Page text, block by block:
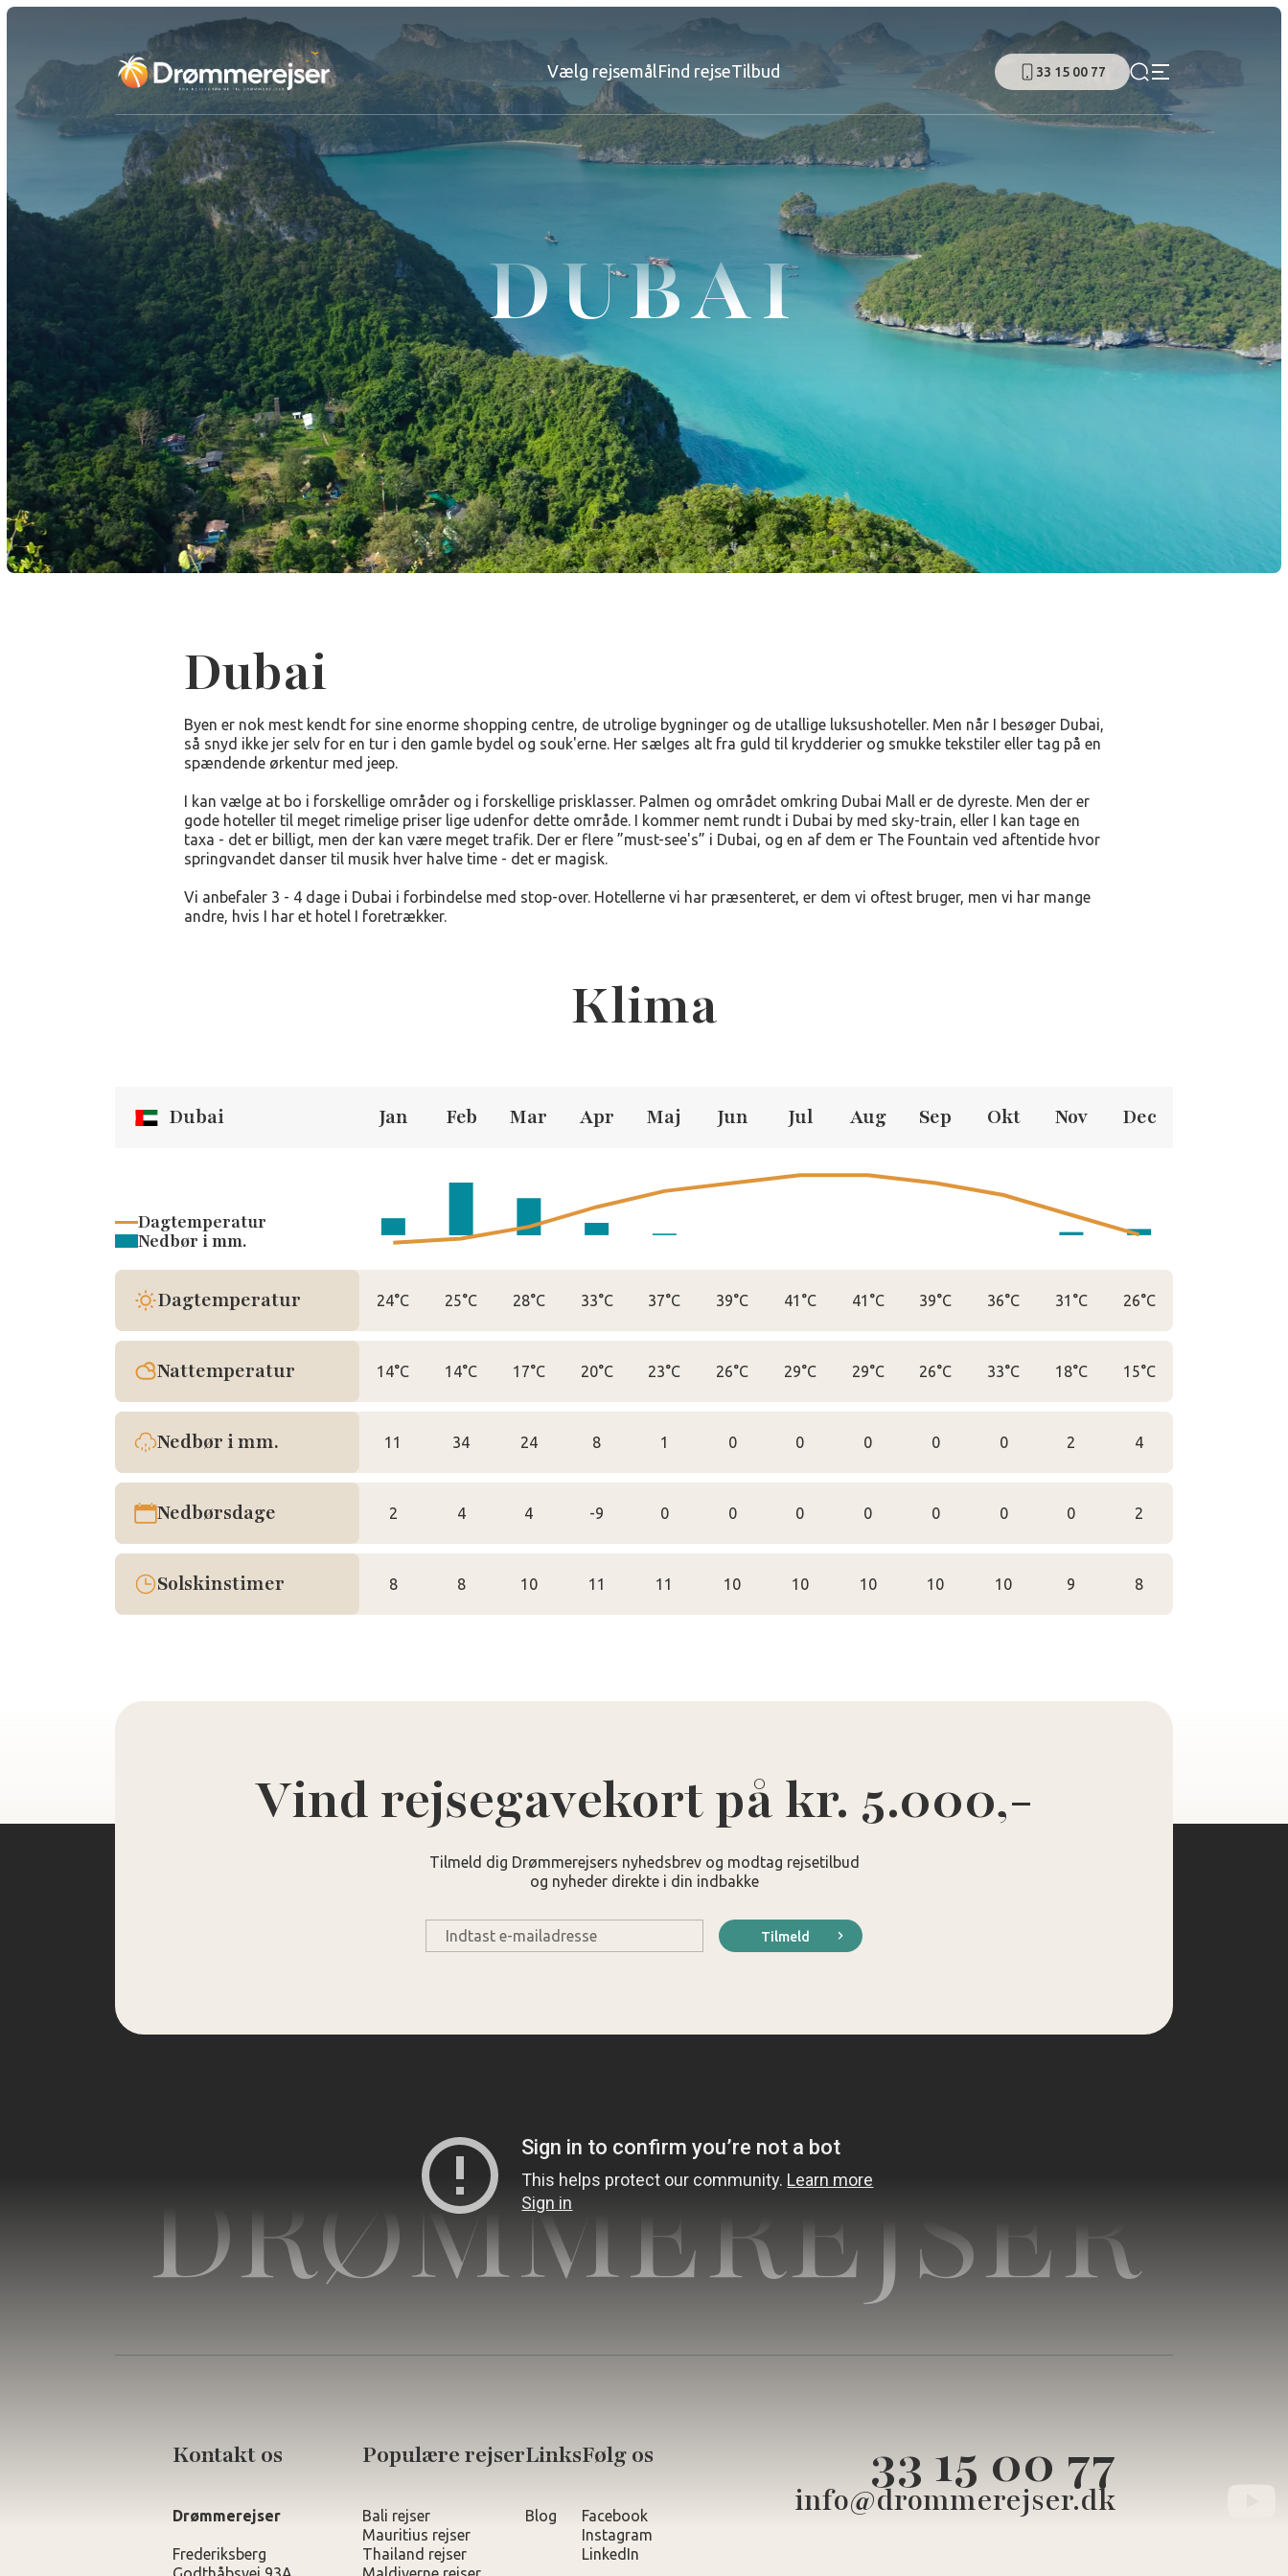
Vælg rejsemålFind rejseTilbud 33 15 00 77
DUBAI
Dubai
Byen er nok mest kendt for sine enorme shopping centre, de utrolige bygninger og de utallige luksushoteller. Men når I besøger Dubai,
så snyd ikke jer selv for en tur i den gamle bydel og souk'erne. Her sælges alt fra guld til krydderier og smukke tekstiler eller tag på en
spændende ørkentur med jeep.
I kan vælge at bo i forskellige områder og i forskellige prisklasser. Palmen og området omkring Dubai Mall er de dyreste. Men der er
gode hoteller til meget rimelige priser lige udenfor dette område. I kommer nemt rundt i Dubai by med sky-train, eller I kan tage en
taxa - det er billigt, men der kan være meget trafik. Der er flere ”must-see's” i Dubai, og en af dem er The Fountain ved aftentide hvor
springvandet danser til musik hver halve time - det er magisk.
Vi anbefaler 3 - 4 dage i Dubai i forbindelse med stop-over. Hotellerne vi har præsenteret, er dem vi oftest bruger, men vi har mange
andre, hvis I har et hotel I foretrækker.
Klima
Dubai Jan Feb Mar Apr Maj Jun Jul Aug Sep Okt Nov Dec
Dagtemperatur
Nedbør i mm.
Dagtemperatur 24°C 25°C 28°C 33°C 37°C 39°C 41°C 41°C 39°C 36°C 31°C 26°C
Nattemperatur 14°C 14°C 17°C 20°C 23°C 26°C 29°C 29°C 26°C 33°C 18°C 15°C
Nedbør i mm. 11 34 24 8 1 0 0 0 0 0 2 4
Nedbørsdage 2 4 4 -9 0 0 0 0 0 0 0 2
Solskinstimer 8 8 10 11 11 10 10 10 10 10 9 8
Vind rejsegavekort på kr. 5.000,-
Tilmeld dig Drømmerejsers nyhedsbrev og modtag rejsetilbud
og nyheder direkte i din indbakke
mail
Tilmeld
DRØMMEREJSER
Kontakt os
Drømmerejser
Frederiksberg
Populære rejser
Bali rejser
Mauritius rejser
Thailand rejser
Links
Blog
Følg os
Facebook
Instagram
LinkedIn
33 15 00 77
info@drommerejser.dk